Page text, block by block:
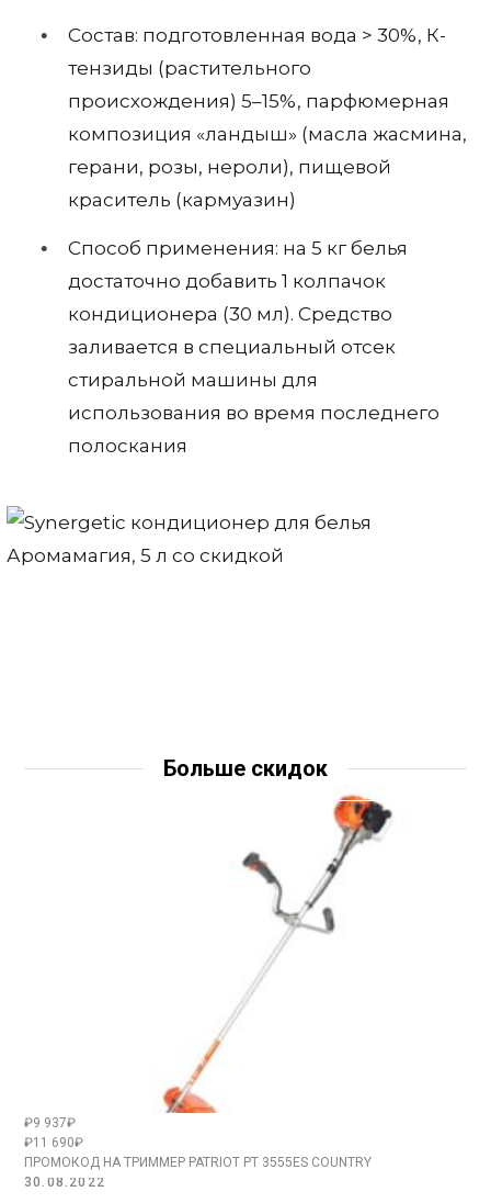
Состав: подготовленная вода > 30%, К-
тензиды (растительного
происхождения) 5–15%, парфюмерная
композиция «ландыш» (масла жасмина,
герани, розы, нероли), пищевой
краситель (кармуазин)
Способ применения: на 5 кг белья
достаточно добавить 1 колпачок
кондиционера (30 мл). Средство
заливается в специальный отсек
стиральной машины для
использования во время последнего
полоскания
Больше скидок
₽9 937₽
₽11 690₽
ПРОМОКОД НА ТРИММЕР PATRIOT PT 3555ES COUNTRY
30.08.2022